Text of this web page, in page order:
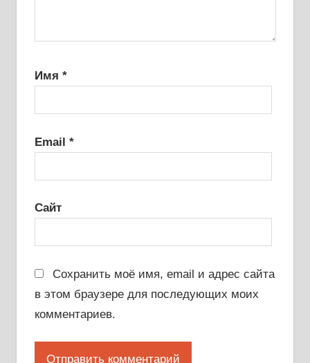
Имя *
Email *
Сайт
Сохранить моё имя, email и адрес сайта
в этом браузере для последующих моих
комментариев.